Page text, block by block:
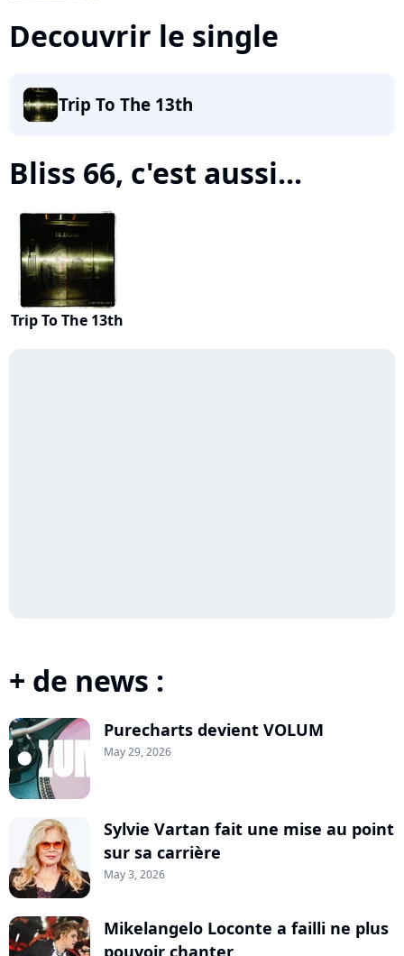
Decouvrir le single
Trip To The 13th
Bliss 66, c'est aussi...
Trip To The 13th
+ de news :
Purecharts devient VOLUM
May 29, 2026
Sylvie Vartan fait une mise au point
sur sa carrière
May 3, 2026
Mikelangelo Loconte a failli ne plus
pouvoir chanter